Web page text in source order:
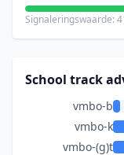
Signaleringswaarde:
School track
vmbo-b
vmbo-k
vmbo-(g)t